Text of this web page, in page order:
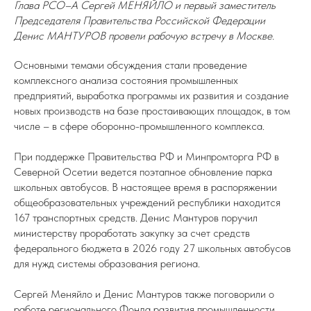
Глава РСО–А Сергей МЕНЯЙЛО и первый заместитель
Председателя Правительства Российской Федерации
Денис МАНТУРОВ провели рабочую встречу в Москве.
Основными темами обсуждения стали проведение
комплексного анализа состояния промышленных
предприятий, выработка программы их развития и создание
новых производств на базе простаивающих площадок, в том
числе – в сфере оборонно-промышленного комплекса.
При поддержке Правительства РФ и Минпромторга РФ в
Северной Осетии ведется поэтапное обновление парка
школьных автобусов. В настоящее время в распоряжении
общеобразовательных учреждений республики находится
167 транспортных средств. Денис Мантуров поручил
министерству проработать закупку за счет средств
федерального бюджета в 2026 году 27 школьных автобусов
для нужд системы образования региона.
Сергей Меняйло и Денис Мантуров также поговорили о